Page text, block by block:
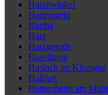
Harsewinkel
Hartenstein
Hartha
Harz
Harzgerode
Haselünne
Haslach im Kinzigtal
Haßfurt
Hattersheim am Main